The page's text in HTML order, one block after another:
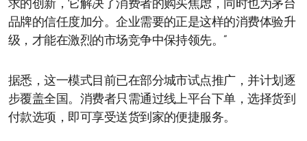
求的创新，它解决了消费者的购买焦虑，同时也为茅台
品牌的信任度加分。企业需要的正是这样的消费体验升
级，才能在激烈的市场竞争中保持领先。”
据悉，这一模式目前已在部分城市试点推广，并计划逐
步覆盖全国。消费者只需通过线上平台下单，选择货到
付款选项，即可享受送货到家的便捷服务。